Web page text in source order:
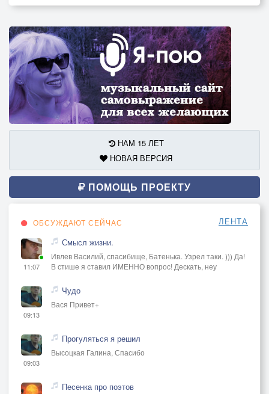
НАМ 15 ЛЕТ
НОВАЯ ВЕРСИЯ
ПОМОЩЬ ПРОЕКТУ
ОБСУЖДАЮТ СЕЙЧАС ЛЕНТА
11:07
Смысл жизни.
Ивлев Василий, спасибище, Батенька. Узрел таки. ))) Да!
В стише я ставил ИМЕННО вопрос! Дескать, неу
09:13
Чудо
Вася Привет+
09:03
Прогуляться я решил
Высоцкая Галина, Спасибо
Песенка про поэтов